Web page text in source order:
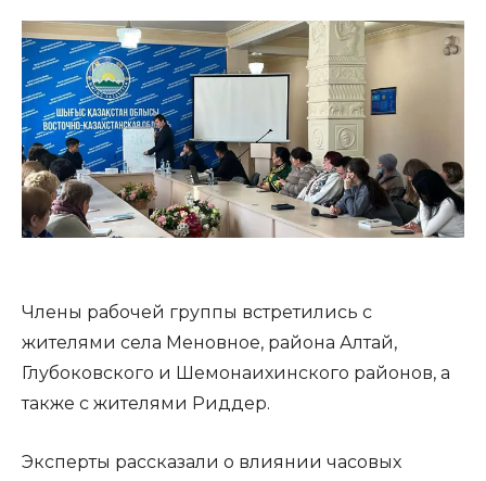
Члены рабочей группы встретились с
жителями села Меновное, района Алтай,
Глубоковского и Шемонаихинского районов, а
также с жителями Риддер.
Эксперты рассказали о влиянии часовых